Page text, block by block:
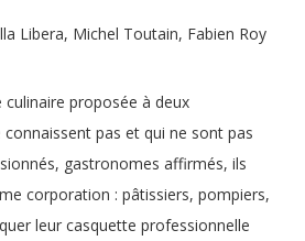
Libera, Michel Toutain, Fabien Roy
culinaire proposée à deux
pas et qui ne sont pas
gastronomes affirmés, ils
corporation : pâtissiers, pompiers,
leur casquette professionnelle